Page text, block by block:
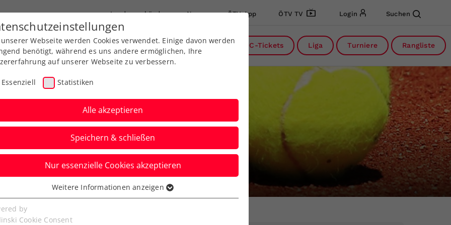
Landesverbände News ÖTV App ÖTV TV Login Suchen
Ausbildung Services Über uns DC-Tickets Liga Turniere Rangliste
Aktuelle News
Webseite werden Cookies verwendet. Einige davon werden
benötigt, während es uns andere ermöglichen, Ihre
auf unserer Webseite zu verbessern.
Essenziell Statistiken
Alle akzeptieren
Speichern & schließen
Nur essenzielle Cookies akzeptieren
Cookies werden für grundlegende Funktionen der
benötigt. Dadurch ist gewährleistet, dass die Webseite
Weitere Informationen anzeigen
by
Cookie Consent